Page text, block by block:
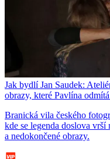
Jak bydlí Jan Saudek:
obrazy, které Pavlína
Branická vila českého
kde se legenda doslova
a nedokončené obrazy.